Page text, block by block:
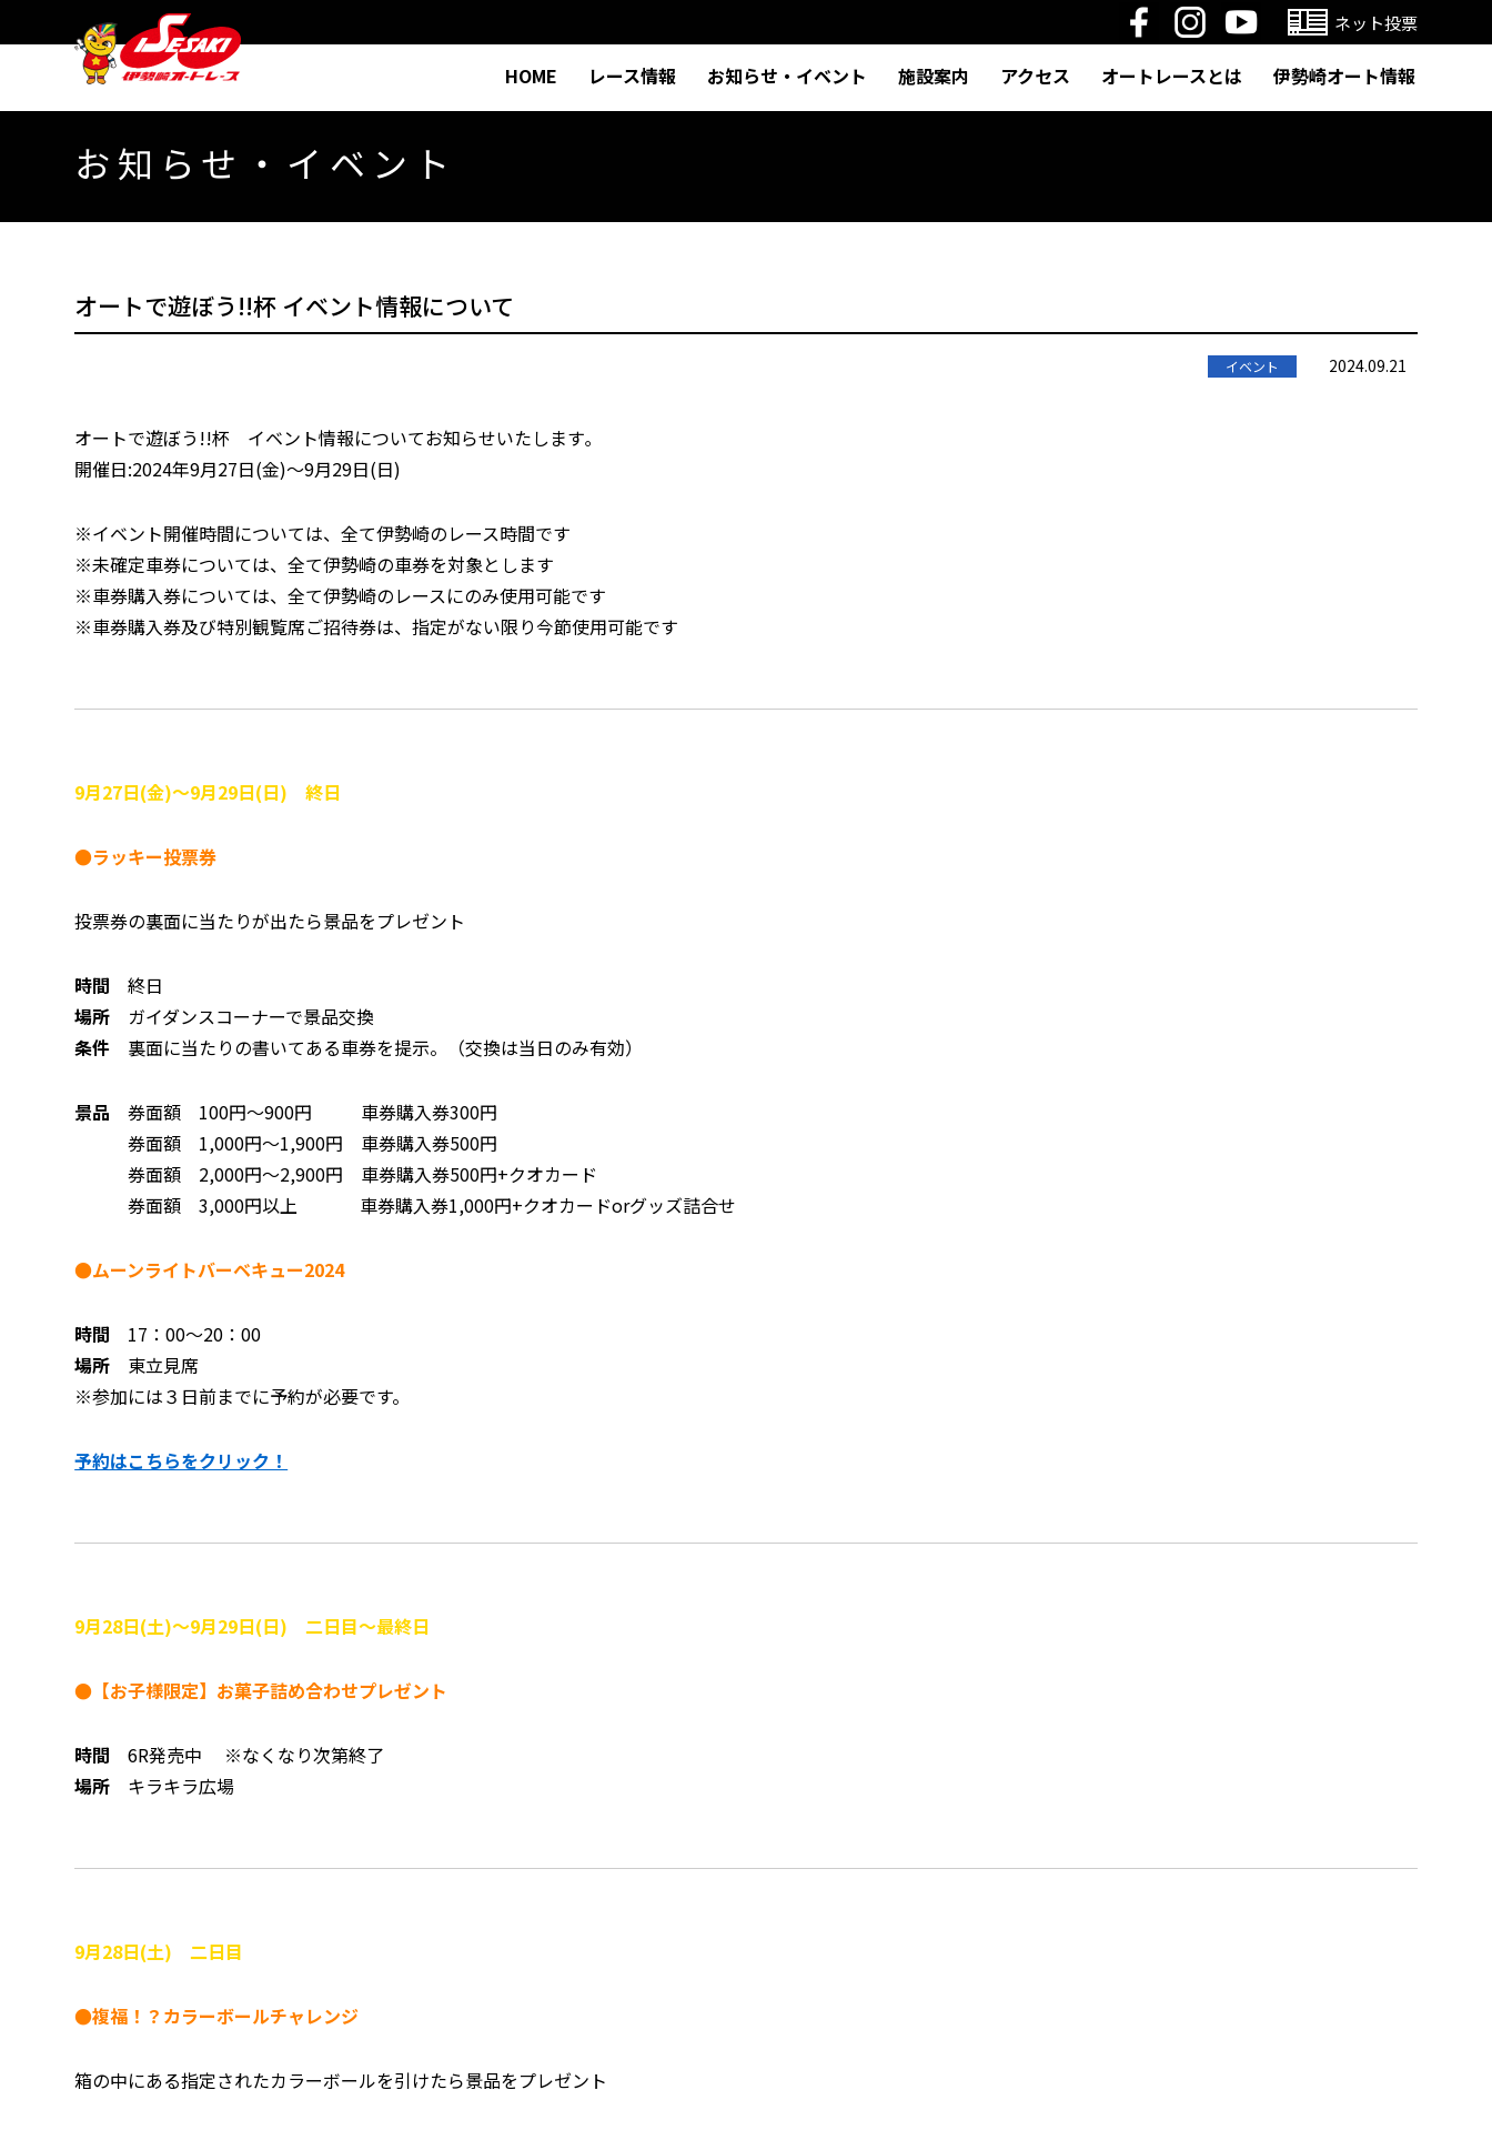
ネット投票
HOME レース情報 お知らせ・イベント 施設案内 アクセス オートレースとは 伊勢崎オート情報
お知らせ・イベント
オートで遊ぼう!!杯 イベント情報について
イベント 2024.09.21
オートで遊ぼう!!杯 イベント情報についてお知らせいたします｡
開催日:2024年9月27日(金)～9月29日(日)
※イベント開催時間については、全て伊勢崎のレース時間です
※未確定車券については、全て伊勢崎の車券を対象とします
※車券購入券については、全て伊勢崎のレースにのみ使用可能です
※車券購入券及び特別観覧席ご招待券は、指定がない限り今節使用可能です
9月27日(金)～9月29日(日) 終日
●ラッキー投票券
投票券の裏面に当たりが出たら景品をプレゼント
時間 終日
場所 ガイダンスコーナーで景品交換
条件 裏面に当たりの書いてある車券を提示。（交換は当日のみ有効）
景品 券面額 100円～900円 車券購入券300円
券面額 1,000円～1,900円 車券購入券500円
券面額 2,000円～2,900円 車券購入券500円+クオカード
券面額 3,000円以上 車券購入券1,000円+クオカードorグッズ詰合せ
●ムーンライトバーベキュー2024
時間 17：00～20：00
場所 東立見席
※参加には３日前までに予約が必要です。
予約はこちらをクリック！
9月28日(土)～9月29日(日) 二日目～最終日
●【お子様限定】お菓子詰め合わせプレゼント
時間 6R発売中 ※なくなり次第終了
場所 キラキラ広場
9月28日(土) 二日目
●複福！？カラーボールチャレンジ
箱の中にある指定されたカラーボールを引けたら景品をプレゼント